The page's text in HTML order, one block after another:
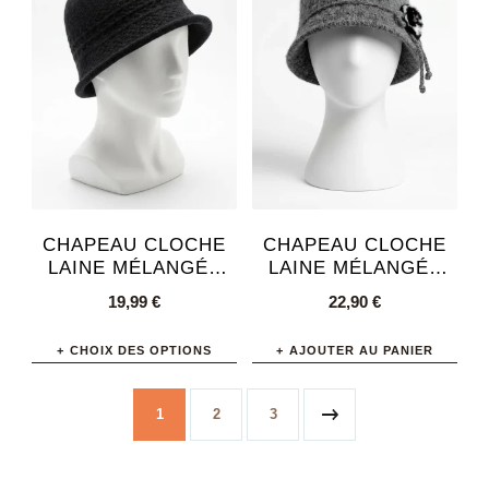
variations.
Les
options
peuvent
être
sur
la
page
du
produit
CHAPEAU CLOCHE
LAINE MÉLANGÉE
AJUSTABLE
HIVERNAL FEMME
19,99 €
CHOIX DES OPTIONS
produit
CHAPEAU CLOCHE
LAINE MÉLANGÉE
CHIC URBAIN
FEMME
22,90 €
AJOUTER AU PANIER
1 2 3